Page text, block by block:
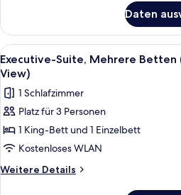
Suite,
3 Einzelbetten
(Wyndham)
Daten
Alle
Fotos
für
Executive-
Suite,
Mehrere
Betten
(Wyndham
Ein
6
Executive-Suite, Mehrere Betten
View)
1 Schlafzimmer
Platz für 3 Personen
1 King-Bett und 1 Einzelbett
Kostenloses WLAN
Weitere Details
Weitere